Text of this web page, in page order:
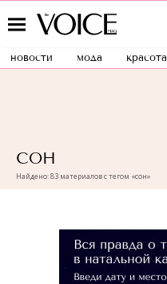
новости мода красота
СОН
Найдено: 83 материалов с тегом «сон»